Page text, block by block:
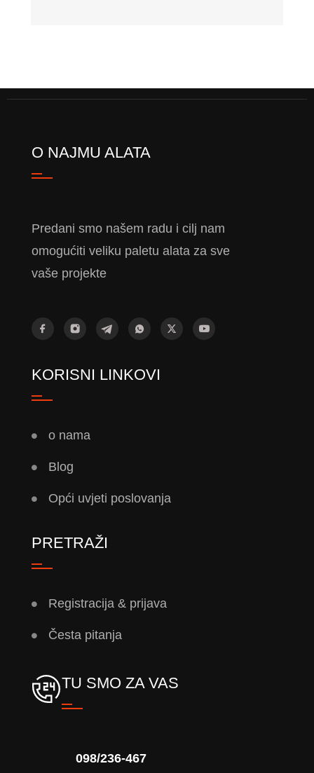
O NAJMU ALATA
Predani smo našem radu i cilj nam
omogućiti veliku paletu alata za sve
vaše projekte
KORISNI LINKOVI
o nama
Blog
Opći uvjeti poslovanja
PRETRAŽI
Registracija & prijava
Česta pitanja
TU SMO ZA VAS
098/236-467